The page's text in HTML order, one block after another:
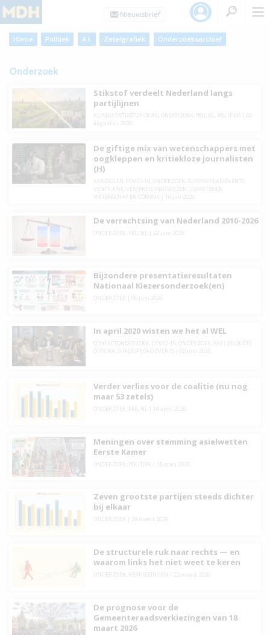
Home Politiek A.I. Zetelgrafiek Onderzoeksarchief
Onderzoek
Stikstof verdeelt Nederland langs
partijlijnen
KLIMAAT/STIKSTOF CRISIS, ONDERZOEK PEIL.NL POLITIEK
02
augustus 2026
De giftige mix van wetenschappers met
oogkleppen en kritiekloze journalisten
(H)
AEROSOLEN COVID-19, ONDERZOEK SUPERSPREAD EVENTS,
VENTILATIE
VERSPREIDINGSWIJZEN ZWARTBOEK
WETENSCHAP EN CORONA
16 juli 2026
De verrechtsing van Nederland 2010-2026
ONDERZOEK PEIL.NL 22 juni 2026
Bijzondere presentatieresultaten
Nationaal Kiezersonderzoek(en)
ONDERZOEK 06 juni 2026
In april 2020 wisten we het al WEL
CONTACTONDERZOEK COVID-19, ONDERZOEK
PARL.ENQUETE
CORONA
SUPERSPREAD EVENTS| 02 juni 2026
Verder verlies voor de coalitie (nu nog
maar 53 zetels)
ONDERZOEK PEIL.NL 19 april 2026
Meningen over stemming asielwetten
Eerste Kamer
ONDERZOEK POLITIEK 18 april 2026
Zeven grootste partijen steeds dichter
bij elkaar
ONDERZOEK 29 maart 2026
De structurele ruk naar rechts — en
waarom links het niet weet te keren
ONDERZOEK VERKIEZINGEN 22 maart 2026
De prognose voor de
Gemeenteraadsverkiezingen van 18
maart 2026